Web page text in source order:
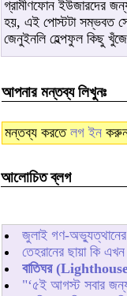
গ্রামীণফোন ইউজারদের জন্য
হয়, এই পোস্টটা সম্ভবত
জেনুইনলি হেল্পফুল কিছু
আপনার মন্তব্য লিখুনঃ
মন্তব্য করতে লগ ইন
আলোচিত ব্লগ
জুলাই গণ-অভ্যুত্থানের
তেহরানের ছায়া কি এখন
বাতিঘর
"‘৫ই আগস্ট সবার